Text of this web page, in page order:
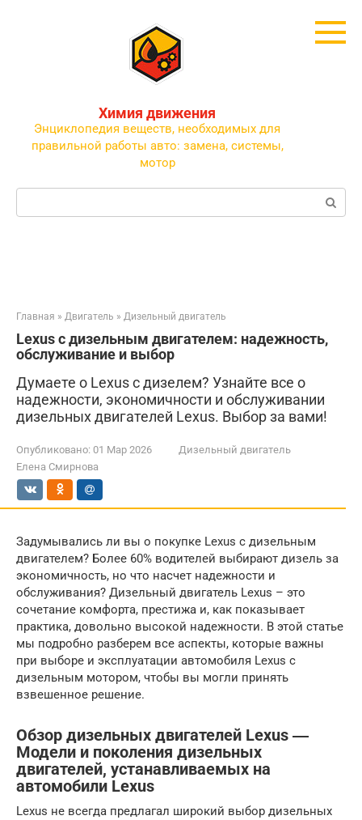
Химия движения
Энциклопедия веществ, необходимых для
правильной работы авто: замена, системы,
мотор
Поиск:
Главная » Двигатель » Дизельный двигатель
Lexus с дизельным двигателем: надежность,
обслуживание и выбор
Думаете о Lexus с дизелем? Узнайте все о
надежности, экономичности и обслуживании
дизельных двигателей Lexus. Выбор за вами!
Опубликовано: 01 Мар 2026
Дизельный двигатель
Елена Смирнова
Задумывались ли вы о покупке Lexus с дизельным
двигателем? Более 60% водителей выбирают дизель за
экономичность, но что насчет надежности и
обслуживания? Дизельный двигатель Lexus – это
сочетание комфорта, престижа и, как показывает
практика, довольно высокой надежности. В этой статье
мы подробно разберем все аспекты, которые важны
при выборе и эксплуатации автомобиля Lexus с
дизельным мотором, чтобы вы могли принять
взвешенное решение.
Обзор дизельных двигателей Lexus ―
Модели и поколения дизельных
двигателей, устанавливаемых на
автомобили Lexus
Lexus не всегда предлагал широкий выбор дизельных